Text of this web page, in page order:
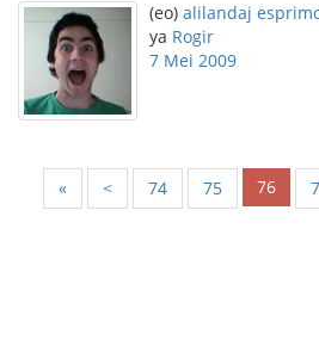
(eo) alilandaj
ya Rogir
7 Mei 2009
« < 74 75 76